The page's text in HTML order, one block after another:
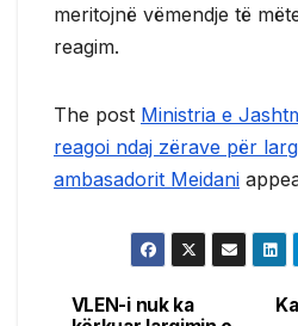
meritojnë vëmendje të
reagim.
The post Ministria e
reagoi ndaj zërave për
ambasadorit Meidani
VLEN-i nuk ka